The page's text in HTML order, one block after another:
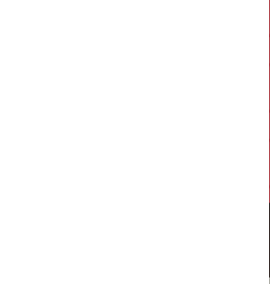
イベント概要＆開
来場予約は Web で簡
3000 点から選べる
人気ブランド別おすす
古典柄コレクション／
レンタル vs 購入
前撮り撮影＆当日お
会場アクセス｜末広
来場特典：ReFaハ